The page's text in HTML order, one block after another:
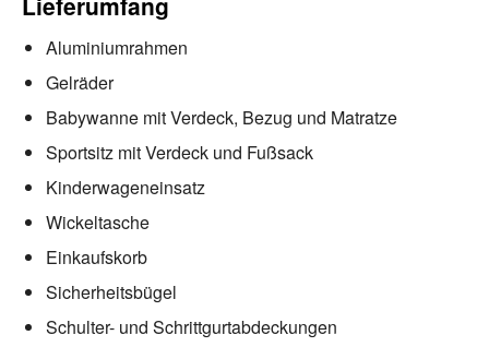
Aluminiumrahmen
Gelräder
Babywanne mit Verdeck, Bezug und Matratze
Sportsitz mit Verdeck und Fußsack
Kinderwageneinsatz
Wickeltasche
Einkaufskorb
Sicherheitsbügel
Schulter- und Schrittgurtabdeckungen